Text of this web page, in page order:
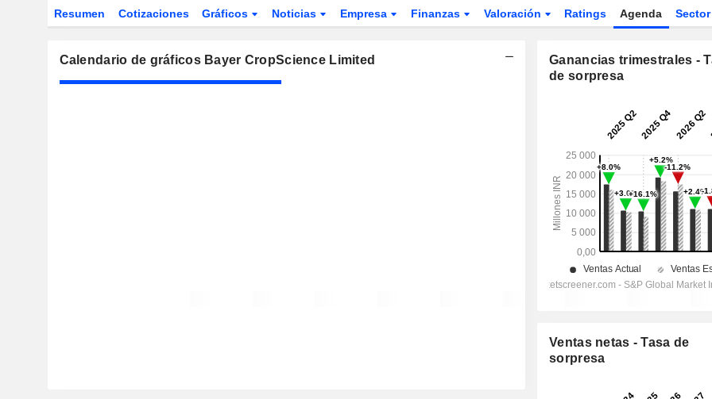
Resumen Cotizaciones Gráficos Noticias Empresa Finanzas Valoración Ratings Agenda
Calendario de gráficos Bayer CropScience Limited
Ganancias trimestrales -
de sorpresa
Ventas netas - Tasa de
sorpresa